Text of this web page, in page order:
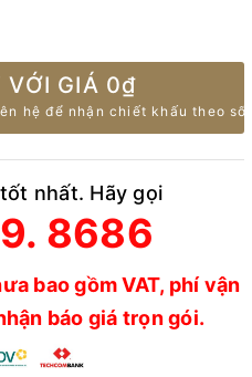
VỚI GIÁ 0₫
hệ để nhận chiết khấu theo số
nhất. Hãy gọi
8686
bao gồm VAT, phí vận
báo giá trọn gói.